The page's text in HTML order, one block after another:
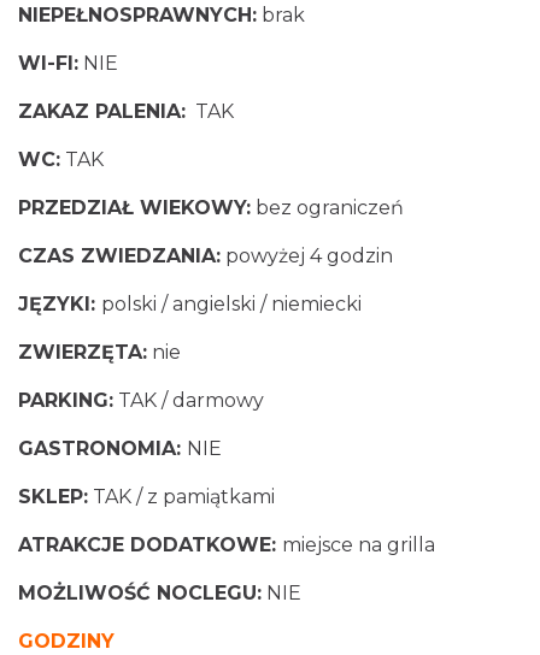
NIEPEŁNOSPRAWNYCH: brak
WI-FI: NIE
ZAKAZ PALENIA: TAK
WC: TAK
PRZEDZIAŁ WIEKOWY: bez ograniczeń
CZAS ZWIEDZANIA: powyżej 4 godzin
JĘZYKI: polski / angielski / niemiecki
ZWIERZĘTA: nie
PARKING: TAK / darmowy
GASTRONOMIA: NIE
SKLEP: TAK / z pamiątkami
ATRAKCJE DODATKOWE: miejsce na grilla
MOŻLIWOŚĆ NOCLEGU: NIE
GODZINY